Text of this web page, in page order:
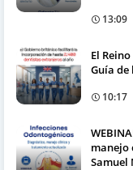
13:09
El
Guía
10:17
manejo
Samuel